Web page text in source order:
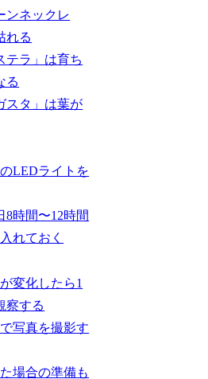
ンネックレ
れる
テラ」は育ち
る
スタ」は葉が
LEDライトを
8時間〜12時間
れておく
変化したら1
察する
写真を撮影す
場合の準備も